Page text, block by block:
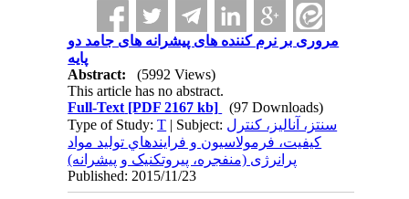
مروری بر نرم کننده های پیشرانه های جامد دو
پایه
Abstract:
(5992 Views)
This article has no abstract.
Full-Text [PDF 2167 kb]
(97 Downloads)
Type of Study:T | Subject: سنتز، آناليز، کنترل
کيفيت، فرمولاسيون و فرايندهاي توليد مواد
پرانرژی (منفجره، پيروتکنيک و پيشرانه)
Published: 2015/11/23